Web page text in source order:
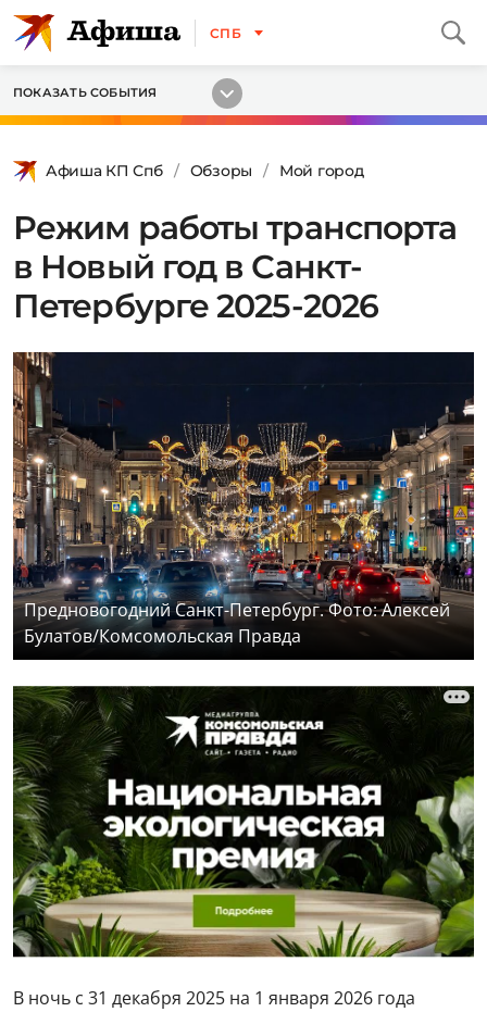
СПБ
ПОКАЗАТЬ СОБЫТИЯ
Афиша КП Спб Обзоры Мой город
Режим работы транспорта
в Новый год в Санкт-
Петербурге 2025-2026
Предновогодний Санкт-Петербург. Фото: Алексей
Булатов/Комсомольская Правда
В ночь с 31 декабря 2025 на 1 января 2026 года